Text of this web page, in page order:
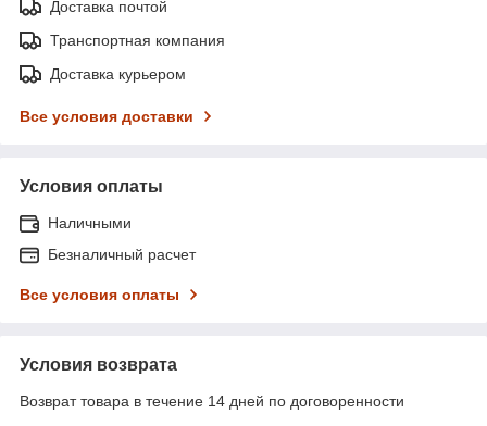
Доставка почтой
Транспортная компания
Доставка курьером
Все условия доставки
Условия оплаты
Наличными
Безналичный расчет
Все условия оплаты
Условия возврата
Возврат товара в течение 14 дней по договоренности